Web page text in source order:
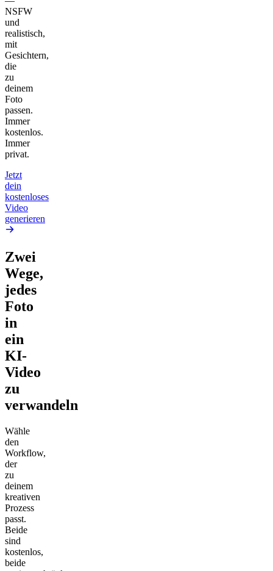
NSFW
und
realistisch,
mit
Gesichtern,
die
zu
deinem
Foto
passen.
Immer
kostenlos.
Immer
privat.
Jetzt
dein
kostenloses
Video
generieren
Zwei
Wege,
jedes
Foto
in
ein
KI-
Video
zu
verwandeln
Wähle
den
Workflow,
der
zu
deinem
kreativen
Prozess
passt.
Beide
sind
kostenlos,
beide